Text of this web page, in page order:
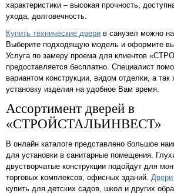
характеристики – высокая прочность,
ухода, долговечность.
Купить технические двери в санузел можно
Выберите подходящую модель и оформите
Услуга по замеру проема для клиентов
предоставляется бесплатно. Специалист
вариантом конструкции, видом отделки, а
установку изделия на удобное Вам время.
Ассортимент дверей в
«СТРОЙСТАЛЬИНВЕСТ»
В онлайн каталоге представлено большое
для установки в санитарные помещения.
двустворчатые конструкции подойдут для
торговых комплексов, офисных зданий.
купить для детских садов, школ и других